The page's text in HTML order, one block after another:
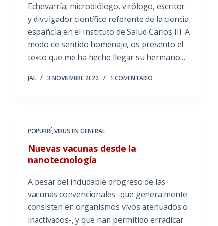
Echevarría; microbiólogo, virólogo, escritor
y divulgador científico referente de la ciencia
española en el Instituto de Salud Carlos III. A
modo de sentido homenaje, os presento el
texto que me ha hecho llegar su hermano…
JAL 3 NOVIEMBRE 2022 1 COMENTARIO
POPURRÍ,VIRUS EN GENERAL
Nuevas vacunas desde la
nanotecnología
A pesar del indudable progreso de las
vacunas convencionales -que generalmente
consisten en organismos vivos atenuados o
inactivados-, y que han permitido erradicar